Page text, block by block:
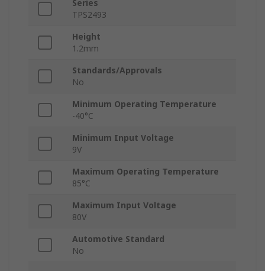
Series
TPS2493
Height
1.2mm
Standards/Approvals
No
Minimum Operating Temperature
-40°C
Minimum Input Voltage
9V
Maximum Operating Temperature
85°C
Maximum Input Voltage
80V
Automotive Standard
No